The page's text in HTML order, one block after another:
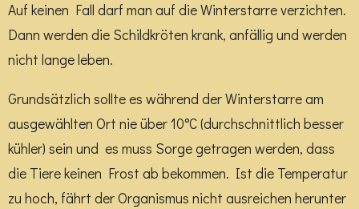
Auf keinen Fall darf man auf die Winterstarre verzichten.
Dann werden die Schildkröten krank, anfällig und werden
nicht lange leben.
Grundsätzlich sollte es während der Winterstarre am
ausgewählten Ort nie über 10°C (durchschnittlich besser
kühler) sein und es muss Sorge getragen werden, dass
die Tiere keinen Frost ab bekommen. Ist die Temperatur
zu hoch, fährt der Organismus nicht ausreichen herunter